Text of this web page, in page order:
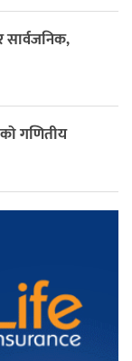
सार्वजनिक,
गणितीय